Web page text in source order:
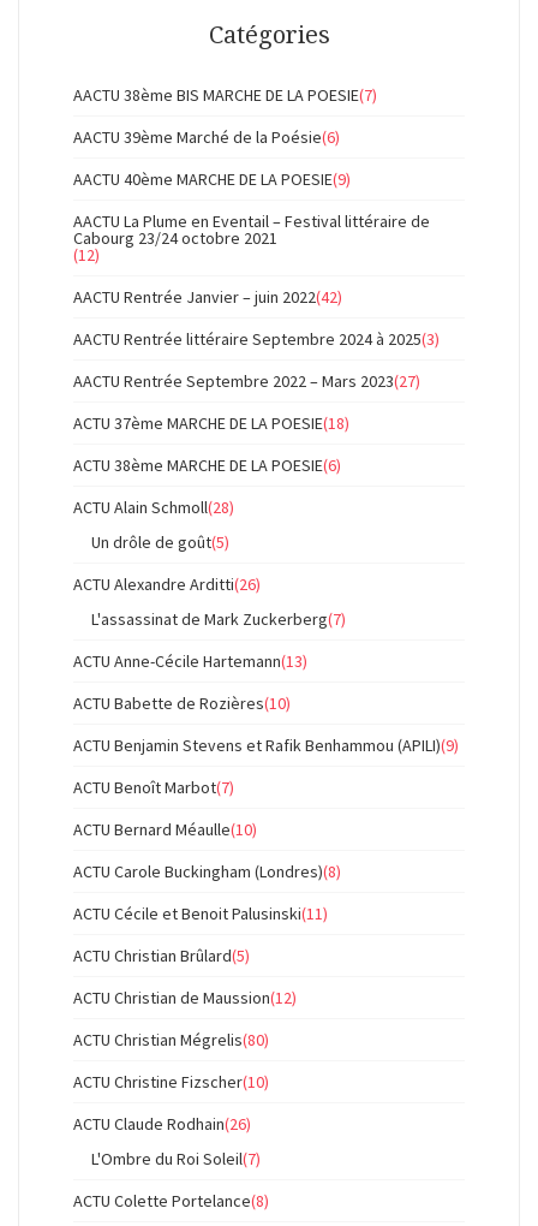
Catégories
AACTU 38ème BIS MARCHE DE LA POESIE(7)
AACTU 39ème Marché de la Poésie(6)
AACTU 40ème MARCHE DE LA POESIE(9)
AACTU La Plume en Eventail – Festival littéraire de
Cabourg 23/24 octobre 2021
(12)
AACTU Rentrée Janvier – juin 2022(42)
AACTU Rentrée littéraire Septembre 2024 à 2025(3)
AACTU Rentrée Septembre 2022 – Mars 2023(27)
ACTU 37ème MARCHE DE LA POESIE(18)
ACTU 38ème MARCHE DE LA POESIE(6)
ACTU Alain Schmoll(28)
Un drôle de goût(5)
ACTU Alexandre Arditti(26)
L'assassinat de Mark Zuckerberg(7)
ACTU Anne-Cécile Hartemann(13)
ACTU Babette de Rozières(10)
ACTU Benjamin Stevens et Rafik Benhammou (APILI)(9)
ACTU Benoît Marbot(7)
ACTU Bernard Méaulle(10)
ACTU Carole Buckingham (Londres)(8)
ACTU Cécile et Benoit Palusinski(11)
ACTU Christian Brûlard(5)
ACTU Christian de Maussion(12)
ACTU Christian Mégrelis(80)
ACTU Christine Fizscher(10)
ACTU Claude Rodhain(26)
L'Ombre du Roi Soleil(7)
ACTU Colette Portelance(8)